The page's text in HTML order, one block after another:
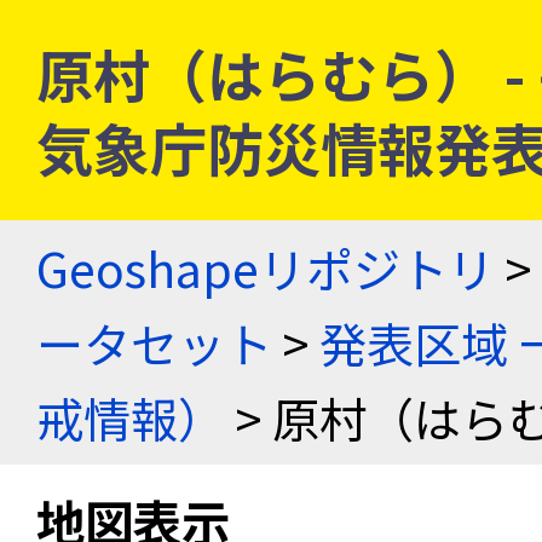
原村（はらむら）
気象庁防災情報発
Geoshapeリポジトリ >
ータセット >発表区域
戒情報）
> 原村（はら
地図表示